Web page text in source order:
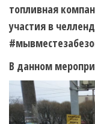
топливная
участия в
В данном